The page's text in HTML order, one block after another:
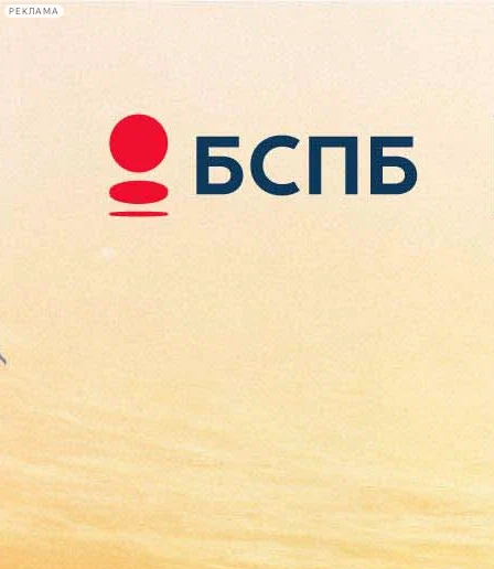
РЕКЛАМА
Сегодня:
2026.08.08
20:09
Афиша Plus